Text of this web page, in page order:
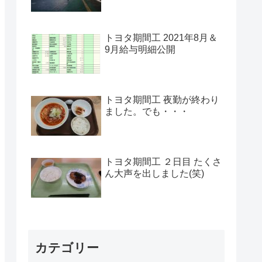
トヨタ期間工 2021年8月＆
9月給与明細公開
トヨタ期間工 夜勤が終わり
ました。でも・・・
トヨタ期間工 ２日目 たくさ
ん大声を出しました(笑)
カテゴリー